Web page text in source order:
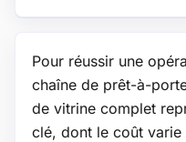
Pour réussir une
chaîne de prêt-à-
de vitrine complet
clé, dont le coût